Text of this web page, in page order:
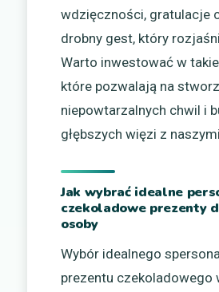
wdzięczności, gratulacje
drobny gest, który
Warto inwestować w
które pozwalają na
niepowtarzalnych chwil i
głębszych więzi z
Jak wybrać idealne
czekoladowe prezenty
osoby
Wybór idealnego
prezentu czekoladowego